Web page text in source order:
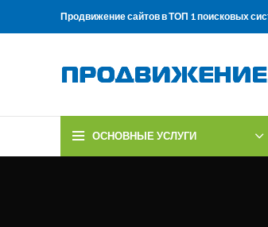
Продвижение сайтов в ТОП 1 поисковых
ОСНОВНЫЕ УСЛУГИ